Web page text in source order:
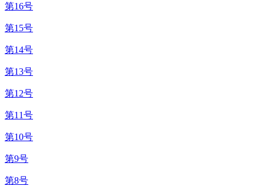
第16号
第15号
第14号
第13号
第12号
第11号
第10号
第9号
第8号